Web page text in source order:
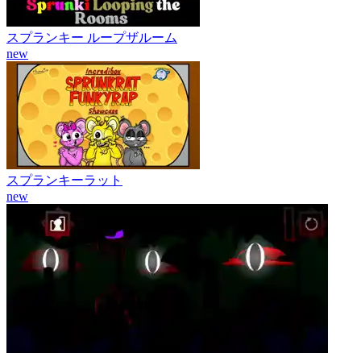
スプランキー ループザルーム
new
スプランキーラット
new